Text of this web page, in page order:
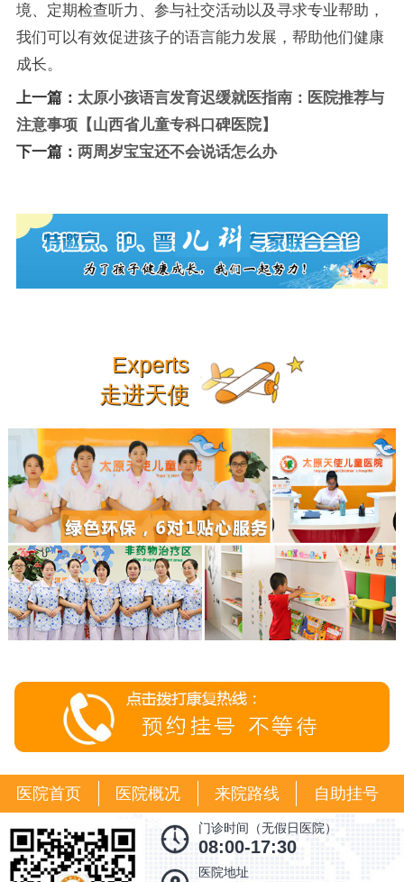
境、定期检查听力、参与社交活动以及寻求专业帮助，
我们可以有效促进孩子的语言能力发展，帮助他们健康
成长。
上一篇： 太原小孩语言发育迟缓就医指南：医院推荐与
注意事项【山西省儿童专科口碑医院】
下一篇： 两周岁宝宝还不会说话怎么办
Experts
走进天使
医院首页 医院概况 来院路线 自助挂号
门诊时间（无假日医院）
08:00-17:30
医院地址